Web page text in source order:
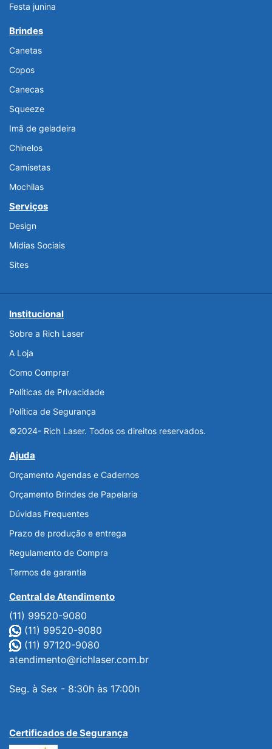
Festa junina
Brindes
Canetas
Copos
Canecas
Squeeze
Imã de geladeira
Chinelos
Camisetas
Mochilas
Serviços
Design
Mídias Sociais
Sites
Institucional
Sobre a Rich Laser
A Loja
Como Comprar
Políticas de Privacidade
Política de Segurança
©2024- Rich Laser. Todos os direitos reservados.
Ajuda
Orçamento Agendas e Cadernos
Orçamento Brindes de Papelaria
Dúvidas Frequentes
Prazo de produção e entrega
Regulamento de Compra
Termos de garantia
Central de Atendimento
(11) 99520-9080
(11) 99520-9080
(11) 97120-9080
atendimento@richlaser.com.br
Seg. à Sex - 8:30h às 17:00h
Certificados de Segurança